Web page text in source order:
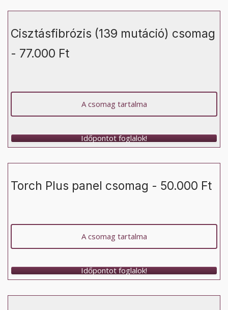
Cisztásfibrózis (139 mutáció) csomag
- 77.000 Ft
A csomag tartalma
Időpontot foglalok!
Torch Plus panel csomag - 50.000 Ft
A csomag tartalma
Időpontot foglalok!